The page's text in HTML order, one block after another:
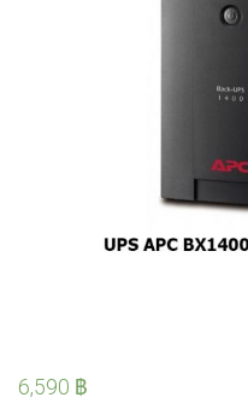
6,590 ฿